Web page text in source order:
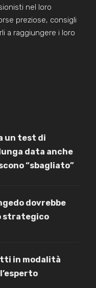
nel loro
preziose, consigli
a raggiungere i loro
un test di
data anche
“sbagliato”
dovrebbe
strategico
in modalità